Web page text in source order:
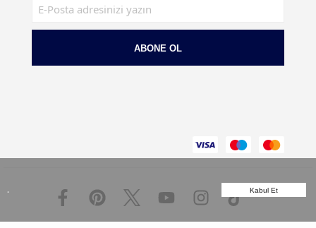
. Kabul Et
ABONE OL